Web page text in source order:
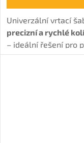
Univerzální vrtací
precizní a rychlé
– ideální řešení pro
vrtání konfirmátů,